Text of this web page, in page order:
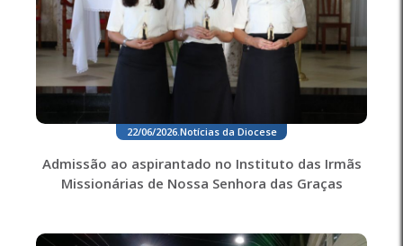
22/06/2026. Notícias da Diocese
Admissão ao aspirantado no Instituto das Irmãs
Missionárias de Nossa Senhora das Graças